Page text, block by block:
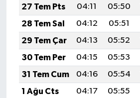
27 Tem Pts
04:11 05:50
28 Tem Sal
04:12 05:51
29 Tem Çar
04:13 05:52
30 Tem Per
04:15 05:53
31 Tem Cum
04:16 05:54
1 Ağu Cts
04:17 05:55